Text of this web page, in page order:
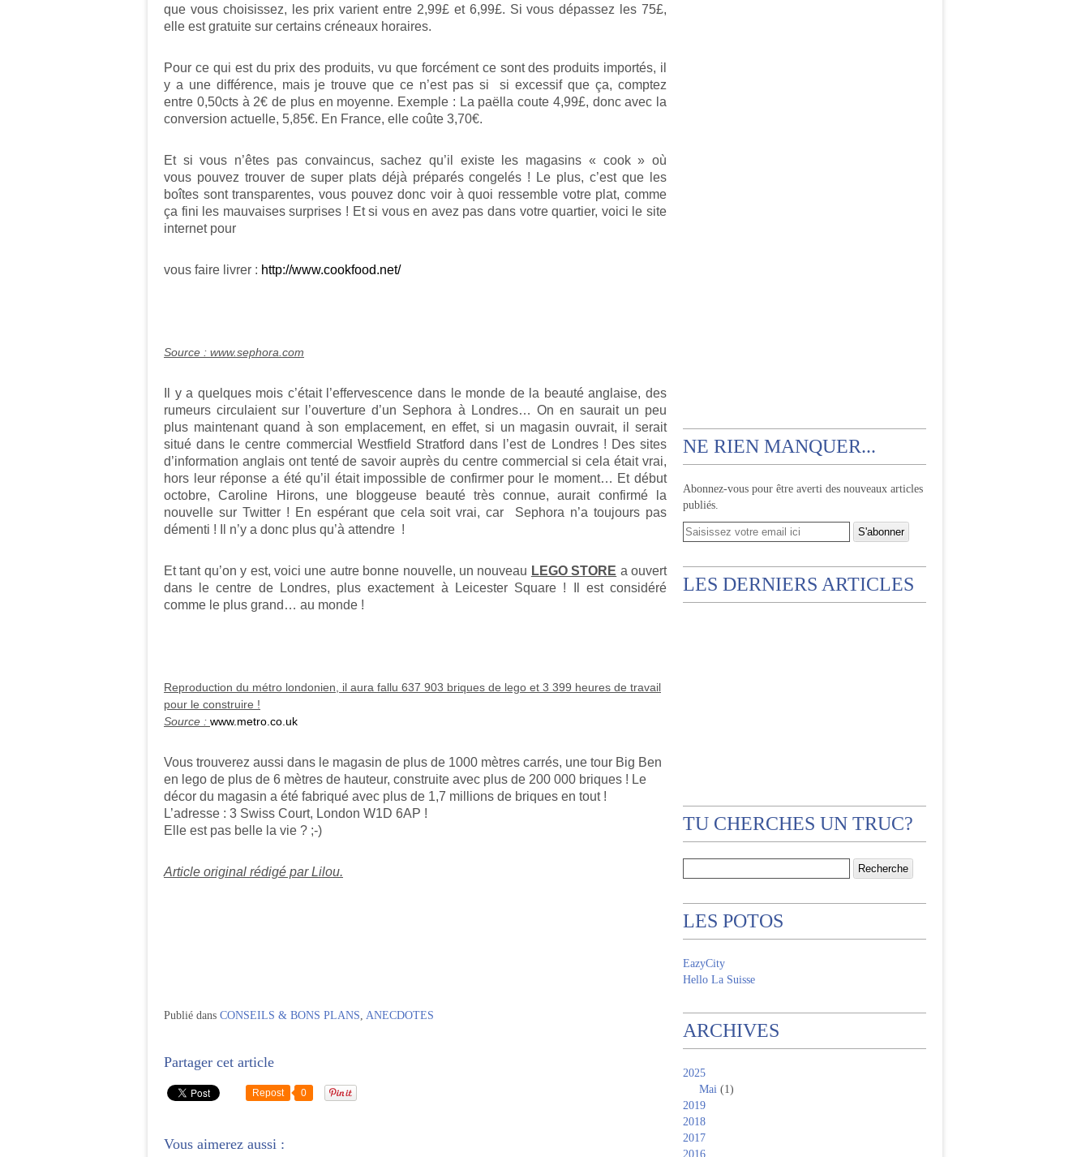
que vous choisissez, les prix varient entre 2,99£ et 6,99£. Si vous dépassez les 75£,
elle est gratuite sur certains créneaux horaires.
Pour ce qui est du prix des produits, vu que forcément ce sont des produits importés, il
y a une différence, mais je trouve que ce n’est pas si si excessif que ça, comptez
entre 0,50cts à 2€ de plus en moyenne. Exemple : La paëlla coute 4,99£, donc avec la
conversion actuelle, 5,85€. En France, elle coûte 3,70€.
Et si vous n’êtes pas convaincus, sachez qu’il existe les magasins « cook » où
vous pouvez trouver de super plats déjà préparés congelés ! Le plus, c’est que les
boîtes sont transparentes, vous pouvez donc voir à quoi ressemble votre plat, comme
ça fini les mauvaises surprises ! Et si vous en avez pas dans votre quartier, voici le site
internet pour
vous faire livrer : http://www.cookfood.net/
Source : www.sephora.com
Il y a quelques mois c’était l’effervescence dans le monde de la beauté anglaise, des
rumeurs circulaient sur l’ouverture d’un Sephora à Londres… On en saurait un peu
plus maintenant quand à son emplacement, en effet, si un magasin ouvrait, il serait
situé dans le centre commercial Westfield Stratford dans l’est de Londres ! Des sites
d’information anglais ont tenté de savoir auprès du centre commercial si cela était vrai,
hors leur réponse a été qu’il était impossible de confirmer pour le moment… Et début
octobre, Caroline Hirons, une bloggeuse beauté très connue, aurait confirmé la
nouvelle sur Twitter ! En espérant que cela soit vrai, car Sephora n’a toujours pas
démenti ! Il n’y a donc plus qu’à attendre !
Et tant qu’on y est, voici une autre bonne nouvelle, un nouveau LEGO STORE a ouvert
dans le centre de Londres, plus exactement à Leicester Square ! Il est considéré
comme le plus grand… au monde !
Reproduction du métro londonien, il aura fallu 637 903 briques de lego et 3 399 heures de travail
pour le construire !
Source : www.metro.co.uk
Vous trouverez aussi dans le magasin de plus de 1000 mètres carrés, une tour Big Ben
en lego de plus de 6 mètres de hauteur, construite avec plus de 200 000 briques ! Le
décor du magasin a été fabriqué avec plus de 1,7 millions de briques en tout !
L’adresse : 3 Swiss Court, London W1D 6AP !
Elle est pas belle la vie ? ;-)
Article original rédigé par Lilou.
Publié dans CONSEILS & BONS PLANS, ANECDOTES
Partager cet article
Repost 0
Vous aimerez aussi :
NE RIEN MANQUER...
Abonnez-vous pour être averti des nouveaux articles
publiés.
LES DERNIERS ARTICLES
TU CHERCHES UN TRUC?
LES POTOS
EazyCity
Hello La Suisse
ARCHIVES
2025
Mai (1)
2019
2018
2017
2016